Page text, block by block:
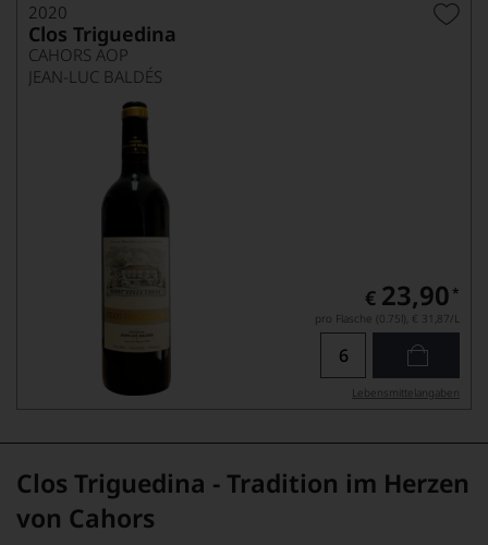
2020
Clos Triguedina
CAHORS AOP
JEAN-LUC BALDÉS
€ 23,90 *
pro Flasche (0.75l), € 31,87/L
Lebensmittel­angaben
Clos Triguedina - Tradition im Herzen
von Cahors